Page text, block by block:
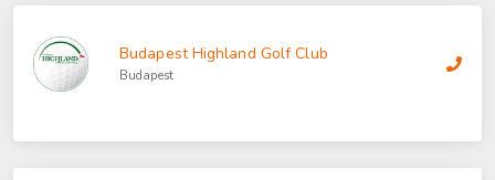
Budapest Highland Golf Club
Budapest